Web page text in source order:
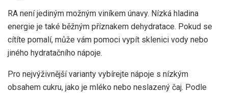
RA není jediným možným viníkem únavy. Nízká hladina
energie je také běžným příznakem dehydratace. Pokud se
cítíte pomalí, může vám pomoci vypít sklenici vody nebo
jiného hydratačního nápoje.
Pro nejvýživnější varianty vybírejte nápoje s nízkým
obsahem cukru, jako je mléko nebo neslazený čaj. Podle